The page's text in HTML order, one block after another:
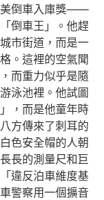
美倒車入庫獎——
倒車王」。他趕
市街道，而是一
。這裡的空氣聞
而重力似乎是隨
泳池裡。他試圖
，而是他童年時
方傳來了刺耳的
色安全帽的人朝
長的測量尺和巨
違反泊車維度基
警察用一個擴音